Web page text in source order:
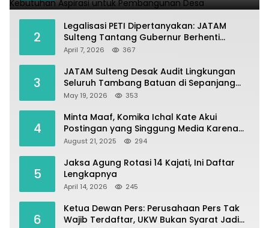
2
Legalisasi PETI Dipertanyakan: JATAM
Sulteng Tantang Gubernur Berhenti
Andalkan Tambang dan Selamatkan
April 7, 2026 367
3
JATAM Sulteng Desak Audit Lingkungan
Seluruh Tambang Batuan di Sepanjang
Pesisir Palu–Donggala
May 19, 2026 353
4
Minta Maaf, Komika Ichal Kate Akui
Postingan yang Singgung Media Karena
Emosi
August 21, 2025 294
5
Jaksa Agung Rotasi 14 Kajati, Ini Daftar
Lengkapnya
April 14, 2026 245
6
Ketua Dewan Pers: Perusahaan Pers Tak
Wajib Terdaftar, UKW Bukan Syarat Jadi